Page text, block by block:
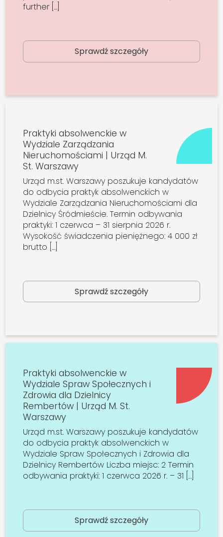
further […]
Sprawdź szczegóły
Praktyki absolwenckie w
Wydziale Zarządzania
Nieruchomościami | Urząd M.
St. Warszawy
Urząd m.st. Warszawy poszukuje kandydatów
do odbycia praktyk absolwenckich w
Wydziale Zarządzania Nieruchomościami dla
Dzielnicy Śródmieście. Termin odbywania
praktyki: 1 czerwca – 31 sierpnia 2026 r.
Wysokość świadczenia pieniężnego: 4 000 zł
brutto […]
Sprawdź szczegóły
Praktyki absolwenckie w
Wydziale Spraw Społecznych i
Zdrowia dla Dzielnicy
Rembertów | Urząd M. St.
Warszawy
Urząd m.st. Warszawy poszukuje kandydatów
do odbycia praktyk absolwenckich w
Wydziale Spraw Społecznych i Zdrowia dla
Dzielnicy Rembertów Liczba miejsc: 2 Termin
odbywania praktyki: 1 czerwca 2026 r. – 31 […]
Sprawdź szczegóły